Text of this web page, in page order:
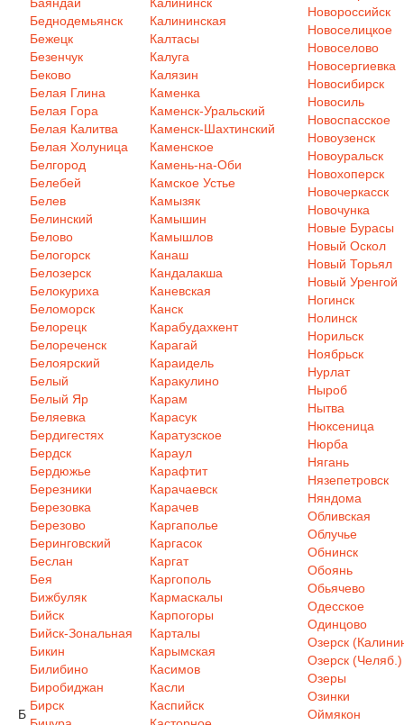
Б
Беднодемьянск
Бежецк
Безенчук
Беково
Белая Глина
Белая Гора
Белая Калитва
Белая Холуница
Белгород
Белебей
Белев
Белинский
Белово
Белогорск
Белозерск
Белокуриха
Беломорск
Белорецк
Белореченск
Белоярский
Белый
Белый Яр
Беляевка
Бердигестях
Бердск
Бердюжье
Березники
Березовка
Березово
Беринговский
Беслан
Бея
Бижбуляк
Бийск
Бийск-Зональная
Бикин
Билибино
Биробиджан
Бирск
Калининская
Калтасы
Калуга
Калязин
Каменка
Каменск-Уральский
Каменск-Шахтинский
Каменское
Камень-на-Оби
Камское Устье
Камызяк
Камышин
Камышлов
Канаш
Кандалакша
Каневская
Канск
Карабудахкент
Карагай
Караидель
Каракулино
Карам
Карасук
Каратузское
Караул
Карафтит
Карачаевск
Карачев
Каргаполье
Каргасок
Каргат
Каргополь
Кармаскалы
Карпогоры
Карталы
Карымская
Касимов
Касли
Каспийск
Новороссийск
Новоселицкое
Новоселово
Новосергиевка
Новосибирск
Новосиль
Новоспасское
Новоузенск
Новоуральск
Новохоперск
Новочеркасск
Новочунка
Новые Бурасы
Новый Оскол
Новый Торьял
Новый Уренгой
Ногинск
Нолинск
Норильск
Ноябрьск
Нурлат
Ныроб
Нытва
Нюксеница
Нюрба
Нягань
Нязепетровск
Няндома
Обливская
Облучье
Обнинск
Обоянь
Обьячево
Одесское
Одинцово
Озерск
Озерск (Челяб.)
Озеры
Озинки
Оймякон